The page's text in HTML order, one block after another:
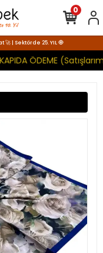
| Sektörde 25. YIL 🧿
ÖDEME
0